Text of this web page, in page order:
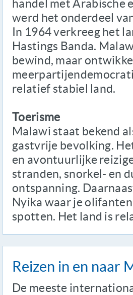
handel met Arabische
werd het onderdeel
In 1964 verkreeg het
Hastings Banda.
bewind, maar
relatief stabiel land.
Toerisme
Malawi staat bekend
gastvrije bevolking.
en avontuurlijke
stranden, snorkel- en
ontspanning.
Nyika waar je
spotten. Het land is
Reizen in en naar
De meeste